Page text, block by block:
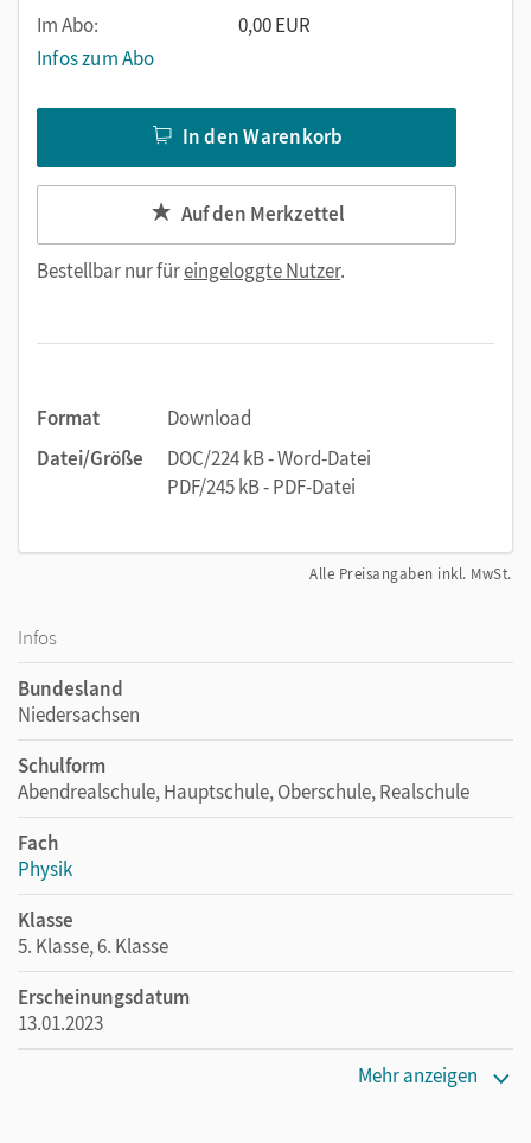
Im Abo:
0,00 EUR
Infos zum Abo
In den Warenkorb
Auf den Merkzettel
Bestellbar nur füreingeloggte Nutzer.
Format
Download
Datei/Größe
DOC/224 kB - Word-Datei
PDF/245 kB - PDF-Datei
Alle Preisangaben inkl. MwSt.
Infos
Bundesland
Niedersachsen
Schulform
Abendrealschule, Hauptschule, Oberschule, Realschule
Fach
Physik
Klasse
5. Klasse, 6. Klasse
Erscheinungsdatum
13.01.2023
Mehr anzeigen